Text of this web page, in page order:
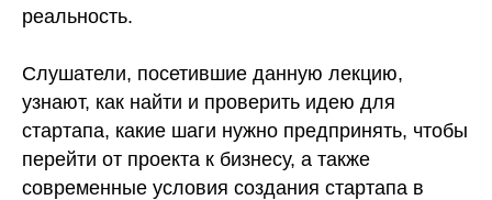
реальность.
Слушатели, посетившие данную лекцию,
узнают, как найти и проверить идею для
стартапа, какие шаги нужно предпринять, чтобы
перейти от проекта к бизнесу, а также
современные условия создания стартапа в